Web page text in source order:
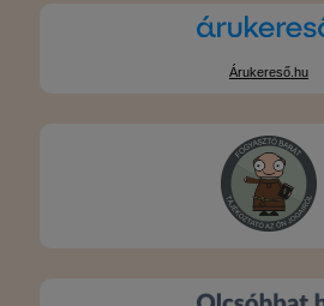
Árukereső.hu